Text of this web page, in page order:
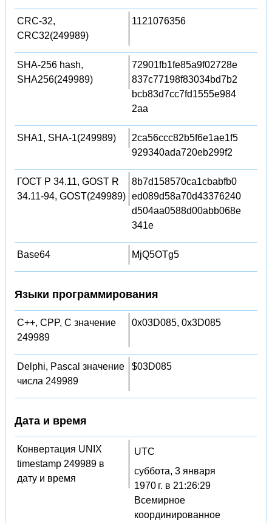
CRC-32,
CRC32(249989)
1121076356
SHA-256 hash,
SHA256(249989)
72901fb1fe85a9f02728e
837c77198f83034bd7b2
bcb83d7cc7fd1555e984
2aa
SHA1, SHA-1(249989)
2ca56ccc82b5f6e1ae1f5
929340ada720eb299f2
ГОСТ Р 34.11, GOST R
34.11-94, GOST(249989)
8b7d158570ca1cbabfb0
ed089d58a70d43376240
d504aa0588d00abb068e
341e
Base64 MjQ5OTg5
Языки программирования
C++, CPP, C значение
249989
0x03D085, 0x3D085
Delphi, Pascal значение
числа 249989
$03D085
Дата и время
Конвертация UNIX
timestamp 249989 в
дату и время
UTC
суббота, 3 января
1970 г. в 21:26:29
Всемирное
координированное